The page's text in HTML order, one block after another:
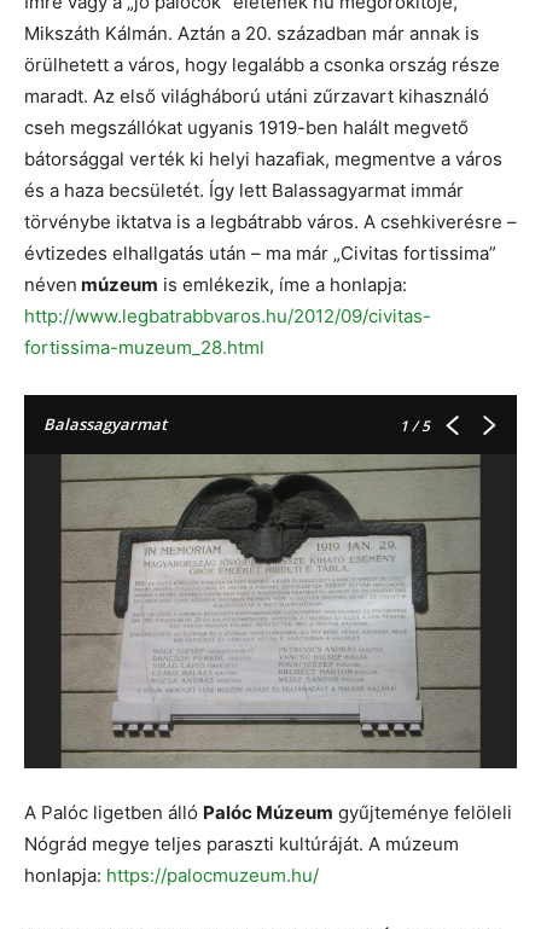
Mikszáth Kálmán. Aztán a 20. században már annak is
örülhetett a város, hogy legalább a csonka ország része
maradt. Az első világháború utáni zűrzavart kihasználó
cseh megszállókat ugyanis 1919-ben halált megvető
bátorsággal verték ki helyi hazafiak, megmentve a város
és a haza becsületét. Így lett Balassagyarmat immár
törvénybe iktatva is a legbátrabb város. A csehkiverésre –
évtizedes elhallgatás után – ma már „Civitas fortissima”
néven múzeum is emlékezik, íme a honlapja:
http://www.legbatrabbvaros.hu/2012/09/civitas-
fortissima-muzeum_28.html
Balassagyarmat 1/ 5
A Palóc ligetben álló Palóc Múzeum gyűjteménye felöleli
Nógrád megye teljes paraszti kultúráját. A múzeum
honlapja: https://palocmuzeum.hu/